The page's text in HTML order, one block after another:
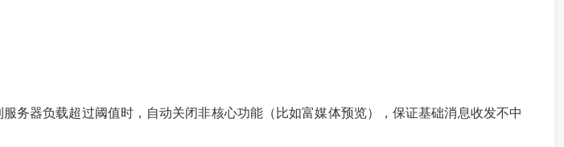
务器负载超过阈值时，自动关闭非核心功能（比如富媒体预览），保证基础消息收发不中